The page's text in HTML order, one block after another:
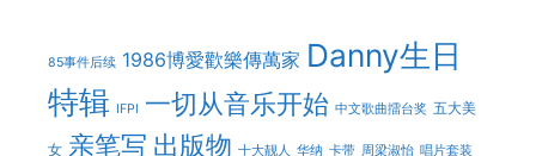
85事件后续 1986博愛歡樂傳萬家 Danny生日
特辑 IFPI 一切从音乐开始 中文歌曲擂台奖 五大美
女 亲笔写 出版物 十大靓人 华纳 卡带 周梁淑怡 唱片套装